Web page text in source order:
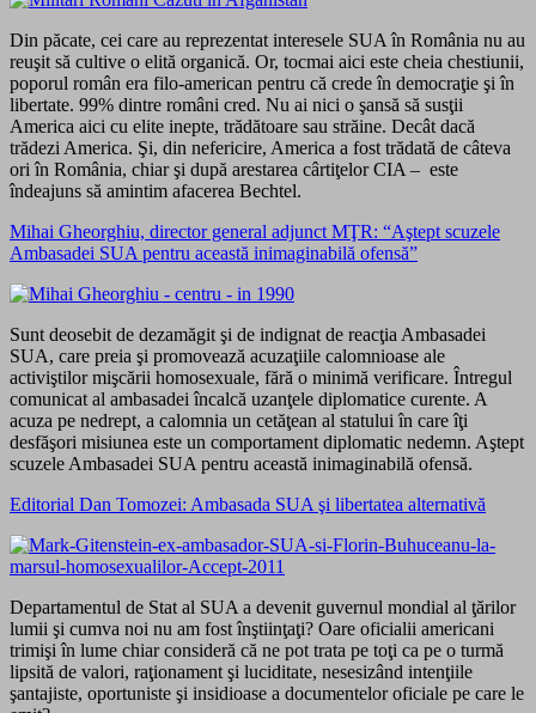
Din păcate, cei care au reprezentat interesele SUA în România nu au
reuşit să cultive o elită organică. Or, tocmai aici este cheia chestiunii,
poporul român era filo-american pentru că crede în democraţie şi în
libertate. 99% dintre români cred. Nu ai nici o şansă să susţii
America aici cu elite inepte, trădătoare sau străine. Decât dacă
trădezi America. Şi, din nefericire, America a fost trădată de câteva
ori în România, chiar şi după arestarea cârtiţelor CIA – este
îndeajuns să amintim afacerea Bechtel.
Mihai Gheorghiu, director general adjunct MŢR: “Aştept scuzele
Ambasadei SUA pentru această inimaginabilă ofensă”
Sunt deosebit de dezamăgit şi de indignat de reacţia Ambasadei
SUA, care preia şi promovează acuzaţiile calomnioase ale
activiştilor mişcării homosexuale, fără o minimă verificare. Întregul
comunicat al ambasadei încalcă uzanţele diplomatice curente. A
acuza pe nedrept, a calomnia un cetăţean al statului în care îţi
desfăşori misiunea este un comportament diplomatic nedemn. Aştept
scuzele Ambasadei SUA pentru această inimaginabilă ofensă.
Editorial Dan Tomozei: Ambasada SUA şi libertatea alternativă
Departamentul de Stat al SUA a devenit guvernul mondial al ţărilor
lumii şi cumva noi nu am fost înştiinţaţi? Oare oficialii americani
trimişi în lume chiar consideră că ne pot trata pe toţi ca pe o turmă
lipsită de valori, raţionament şi luciditate, nesesizând intenţiile
şantajiste, oportuniste şi insidioase a documentelor oficiale pe care le